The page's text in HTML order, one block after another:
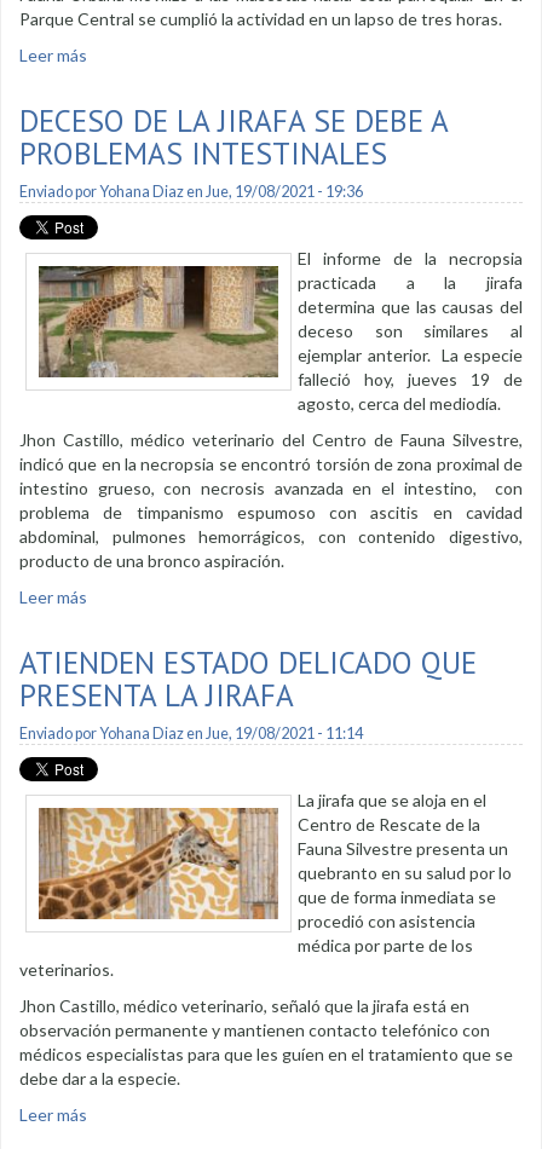
Parque Central se cumplió la actividad en un lapso de tres horas.
Leer más
DECESO DE LA JIRAFA SE DEBE A
PROBLEMAS INTESTINALES
Enviado porYohana Diazen Jue, 19/08/2021 - 19:36
El informe de la necropsia
practicada a la jirafa
determina que las causas del
deceso son similares al
ejemplar anterior. La especie
falleció hoy, jueves 19 de
agosto, cerca del mediodía.
Jhon Castillo, médico veterinario del Centro de Fauna Silvestre,
indicó que en la necropsia se encontró torsión de zona proximal de
intestino grueso, con necrosis avanzada en el intestino, con
problema de timpanismo espumoso con ascitis en cavidad
abdominal, pulmones hemorrágicos, con contenido digestivo,
producto de una bronco aspiración.
Leer más
ATIENDEN ESTADO DELICADO QUE
PRESENTA LA JIRAFA
Enviado porYohana Diazen Jue, 19/08/2021 - 11:14
La jirafa que se aloja en el
Centro de Rescate de la
Fauna Silvestre presenta un
quebranto en su salud por lo
que de forma inmediata se
procedió con asistencia
médica por parte de los
veterinarios.
Jhon Castillo, médico veterinario, señaló que la jirafa está en
observación permanente y mantienen contacto telefónico con
médicos especialistas para que les guíen en el tratamiento que se
debe dar a la especie.
Leer más